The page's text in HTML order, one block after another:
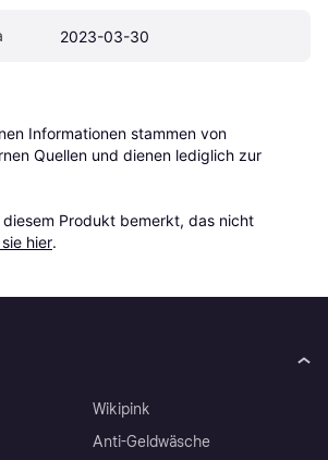
2023-03-30
Informationen stammen von
Quellen und dienen lediglich zur
diesem Produkt bemerkt, das nicht
hier.
Wikipink
Anti-Geldwäsche